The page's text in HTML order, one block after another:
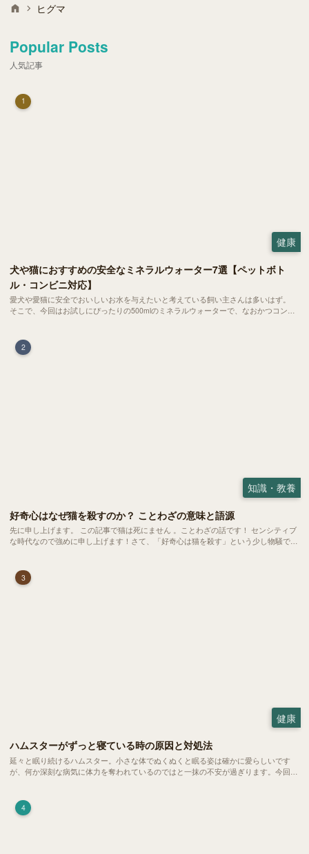
ヒグマ
Popular Posts
人気記事
1
健康
犬や猫におすすめの安全なミネラルウォーター7選【ペットボト
ル・コンビニ対応】
愛犬や愛猫に安全でおいしいお水を与えたいと考えている飼い主さんは多いはず。
そこで、今回はお試しにぴったりの500mlのミネラルウォーターで、なおかつコンビ
2
知識・教養
好奇心はなぜ猫を殺すのか？ ことわざの意味と語源
先に申し上げます。 この記事で猫は死にません 。ことわざの話です！ センシティブ
な時代なので強めに申し上げます！さて、「好奇心は猫を殺す」という少し物騒で、
3
健康
ハムスターがずっと寝ている時の原因と対処法
延々と眠り続けるハムスター。小さな体でぬくぬくと眠る姿は確かに愛らしいです
が、何か深刻な病気に体力を奪われているのではと一抹の不安が過ぎります。今回
4